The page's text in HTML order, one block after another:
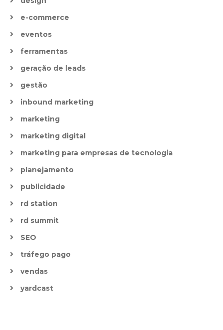
e-commerce
eventos
ferramentas
geração de leads
gestão
inbound marketing
marketing
marketing digital
marketing para empresas de tecnologia
planejamento
publicidade
rd station
rd summit
SEO
tráfego pago
vendas
yardcast